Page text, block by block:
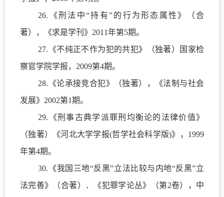
26. 《刑法中“持有”的行为形态属性》（合
著），《求是学刊》 2011年第5期。
27. 《不纯正不作为犯的共犯》（独著）国家检
察官学院学报， 2009第4期。
28. 《论承接竞合犯》（独著），《法制与社会
发展》 2002第1期。
29. 《刑事古典学派罪刑均衡论的法律价值》
（独著）《河北大学学报(哲学社会科学版)》， 1999
年第4期。
30. 《我国三地“反黑”立法比较与内地“反黑”立
法完善》（合著）．《犯罪学论丛》（第2卷），中